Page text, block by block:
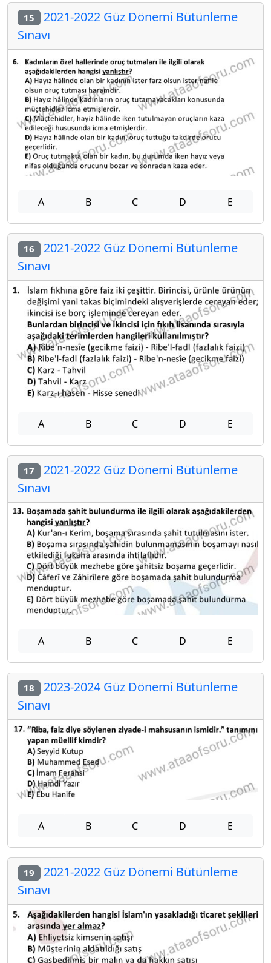
15 2021-2022 Güz Dönemi Bütünleme
Sınavı
A B C D E
16 2021-2022 Güz Dönemi Bütünleme
Sınavı
A B C D E
17 2021-2022 Güz Dönemi Bütünleme
Sınavı
A B C D E
18 2023-2024 Güz Dönemi Bütünleme
Sınavı
A B C D E
19 2021-2022 Güz Dönemi Bütünleme
Sınavı